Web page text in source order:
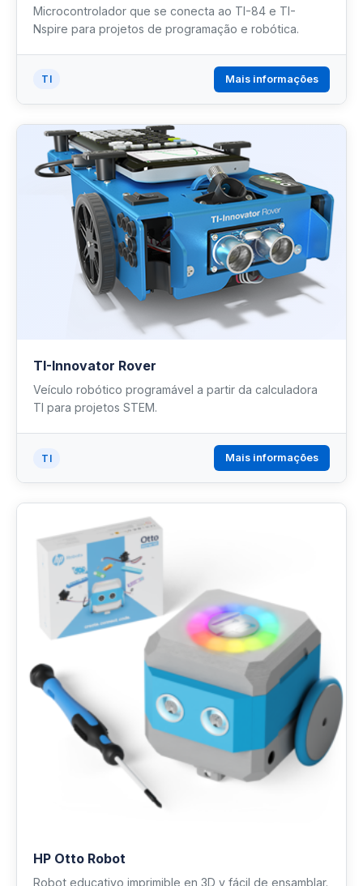
Microcontrolador que se conecta ao TI-84 e TI-
Nspire para projetos de programação e robótica.
TI Mais informações
TI-Innovator Rover
Veículo robótico programável a partir da calculadora
TI para projetos STEM.
TI Mais informações
HP Otto Robot
Robot educativo imprimible en 3D y fácil de ensamblar.